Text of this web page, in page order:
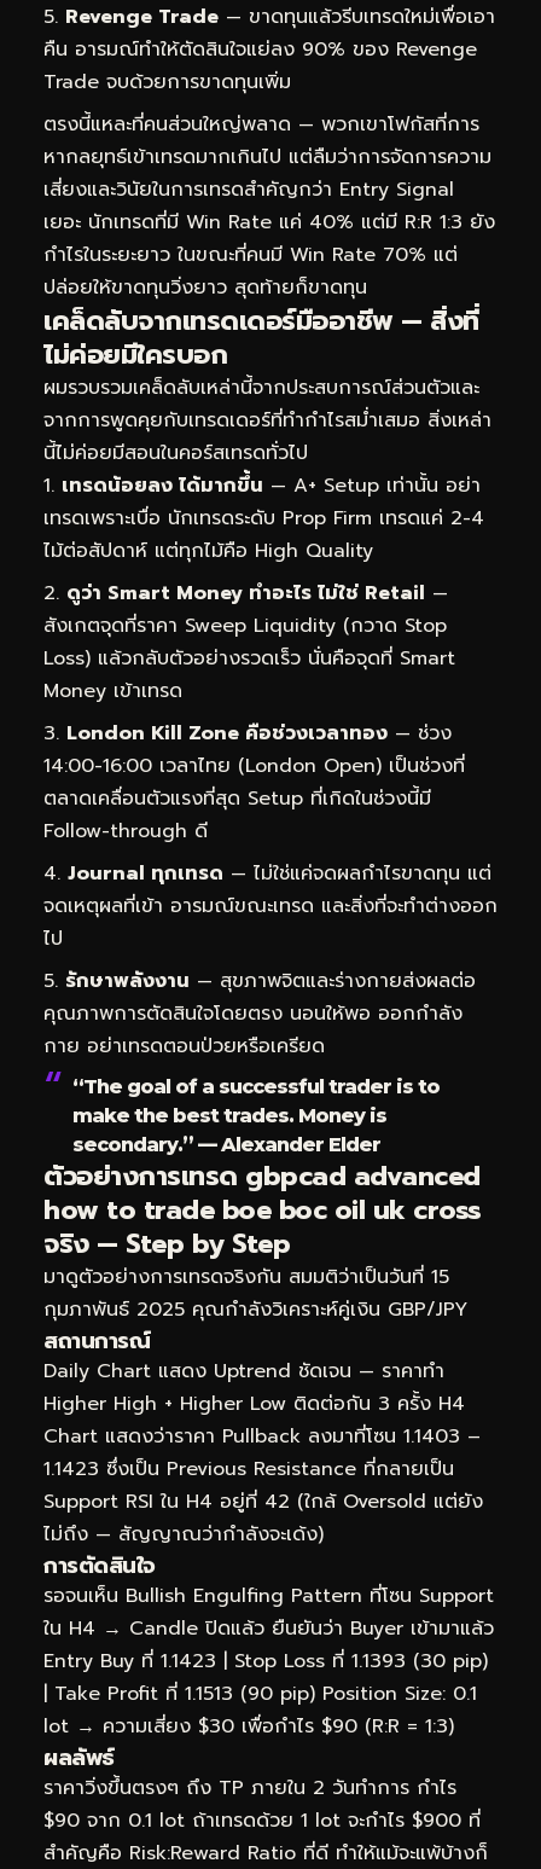
Revenge Trade — ขาดทุนแล้วรีบเทรดใหม่เพื่อเอา
คืน อารมณ์ทำให้ตัดสินใจแย่ลง 90% ของ Revenge
Trade จบด้วยการขาดทุนเพิ่ม
ตรงนี้แหละที่คนส่วนใหญ่พลาด — พวกเขาโฟกัสที่การ
หากลยุทธ์เข้าเทรดมากเกินไป แต่ลืมว่าการจัดการความ
เสี่ยงและวินัยในการเทรดสำคัญกว่า Entry Signal
เยอะ นักเทรดที่มี Win Rate แค่ 40% แต่มี R:R 1:3 ยัง
กำไรในระยะยาว ในขณะที่คนมี Win Rate 70% แต่
ปล่อยให้ขาดทุนวิ่งยาว สุดท้ายก็ขาดทุน
เคล็ดลับจากเทรดเดอร์มืออาชีพ — สิ่งที่
ไม่ค่อยมีใครบอก
ผมรวบรวมเคล็ดลับเหล่านี้จากประสบการณ์ส่วนตัวและ
จากการพูดคุยกับเทรดเดอร์ที่ทำกำไรสม่ำเสมอ สิ่งเหล่า
นี้ไม่ค่อยมีสอนในคอร์สเทรดทั่วไป
เทรดน้อยลง ได้มากขึ้น — A+ Setup เท่านั้น อย่า
เทรดเพราะเบื่อ นักเทรดระดับ Prop Firm เทรดแค่ 2-4
ไม้ต่อสัปดาห์ แต่ทุกไม้คือ High Quality
ดูว่า Smart Money ทำอะไร ไม่ใช่ Retail —
สังเกตจุดที่ราคา Sweep Liquidity (กวาด Stop
Loss) แล้วกลับตัวอย่างรวดเร็ว นั่นคือจุดที่ Smart
Money เข้าเทรด
London Kill Zone คือช่วงเวลาทอง — ช่วง
14:00-16:00 เวลาไทย (London Open) เป็นช่วงที่
ตลาดเคลื่อนตัวแรงที่สุด Setup ที่เกิดในช่วงนี้มี
Follow-through ดี
Journal ทุกเทรด — ไม่ใช่แค่จดผลกำไรขาดทุน แต่
จดเหตุผลที่เข้า อารมณ์ขณะเทรด และสิ่งที่จะทำต่างออก
ไป
รักษาพลังงาน — สุขภาพจิตและร่างกายส่งผลต่อ
คุณภาพการตัดสินใจโดยตรง นอนให้พอ ออกกำลัง
กาย อย่าเทรดตอนป่วยหรือเครียด
“The goal of a successful trader is to
make the best trades. Money is
secondary.” — Alexander Elder
ตัวอย่างการเทรด gbpcad advanced
how to trade boe boc oil uk cross
จริง — Step by Step
มาดูตัวอย่างการเทรดจริงกัน สมมติว่าเป็นวันที่ 15
กุมภาพันธ์ 2025 คุณกำลังวิเคราะห์คู่เงิน GBP/JPY
สถานการณ์
Daily Chart แสดง Uptrend ชัดเจน — ราคาทำ
Higher High + Higher Low ติดต่อกัน 3 ครั้ง H4
Chart แสดงว่าราคา Pullback ลงมาที่โซน 1.1403 –
1.1423 ซึ่งเป็น Previous Resistance ที่กลายเป็น
Support RSI ใน H4 อยู่ที่ 42 (ใกล้ Oversold แต่ยัง
ไม่ถึง — สัญญาณว่ากำลังจะเด้ง)
การตัดสินใจ
รอจนเห็น Bullish Engulfing Pattern ที่โซน Support
ใน H4 → Candle ปิดแล้ว ยืนยันว่า Buyer เข้ามาแล้ว
Entry Buy ที่ 1.1423 | Stop Loss ที่ 1.1393 (30 pip)
| Take Profit ที่ 1.1513 (90 pip) Position Size: 0.1
lot → ความเสี่ยง $30 เพื่อกำไร $90 (R:R = 1:3)
ผลลัพธ์
ราคาวิ่งขึ้นตรงๆ ถึง TP ภายใน 2 วันทำการ กำไร
$90 จาก 0.1 lot ถ้าเทรดด้วย 1 lot จะกำไร $900 ที่
สำคัญคือ Risk:Reward Ratio ที่ดี ทำให้แม้จะแพ้บ้างก็